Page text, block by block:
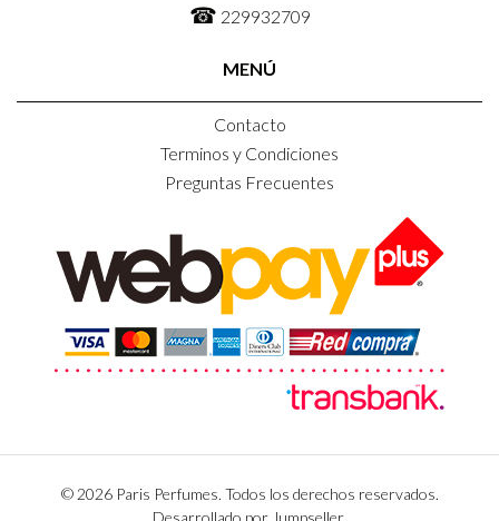
☎ 229932709
MENÚ
Contacto
Terminos y Condiciones
Preguntas Frecuentes
© 2026 Paris Perfumes. Todos los derechos reservados.
Desarrollado por Jumpseller.